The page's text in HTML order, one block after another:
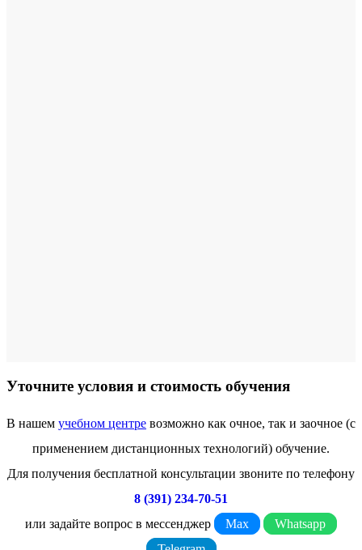
Уточните условия и стоимость обучения
В нашем учебном центре возможно как очное, так и заочное (с
применением дистанционных технологий) обучение.
Для получения бесплатной консультации звоните по телефону
8 (391) 234-70-51
или задайте вопрос в мессенджер
Max
Whatsapp